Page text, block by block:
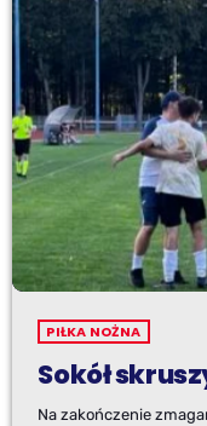
PIŁKA NOŻNA
Sokół
Na zakończenie